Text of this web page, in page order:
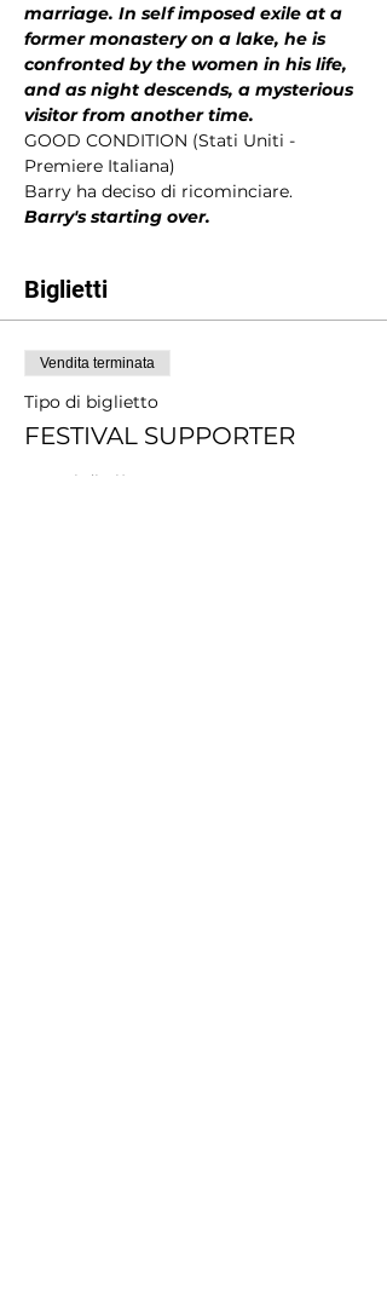
marriage. In self imposed exile at a
former monastery on a lake, he is
confronted by the women in his life,
and as night descends, a mysterious
visitor from another time.
GOOD CONDITION (Stati Uniti -
Premiere Italiana)
Barry ha deciso di ricominciare.
Barry's starting over.
Biglietti
Vendita terminata
Tipo di biglietto
FESTIVAL SUPPORTER
Scopri di più